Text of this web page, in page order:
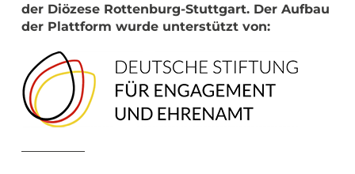
der Diözese Rottenburg-Stuttgart. Der Aufbau
der Plattform wurde unterstützt von: